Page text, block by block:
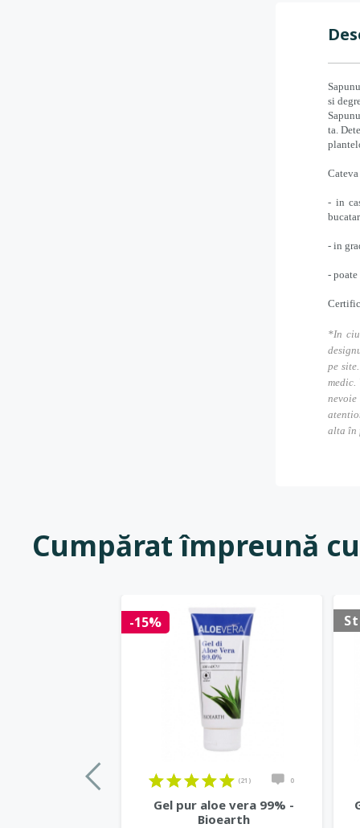
si
ta.
- in
- in
-
*In
pe
alta în
Cumpărat împreună
-15%
(21) 0
Gel pur aloe vera 99% -
Bioearth